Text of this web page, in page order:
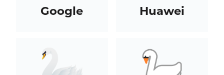
Google Huawei